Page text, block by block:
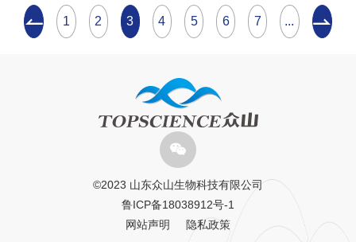
新、商业化实践等重点议题展开深入交流。
1 2 3 4 5 6 7 ...
©️2023 山东众山生物科技有限公司
鲁ICP备18038912号-1
网站声明
隐私政策